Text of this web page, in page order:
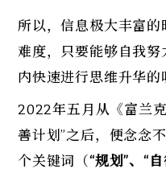
所以，信息极大丰富
难度，只要能够自我
内快速进行思维升华的
2022年五月从《富兰
善计划”之后，便念念
个关键词（“规划”、“